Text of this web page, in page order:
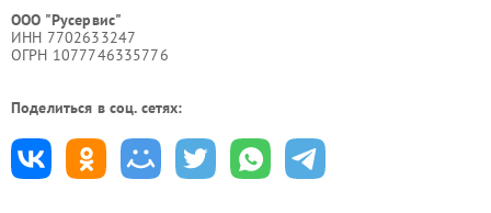
ООО "Русервис"
ИНН 7702633247
ОГРН 1077746335776
Поделиться в соц. сетях: